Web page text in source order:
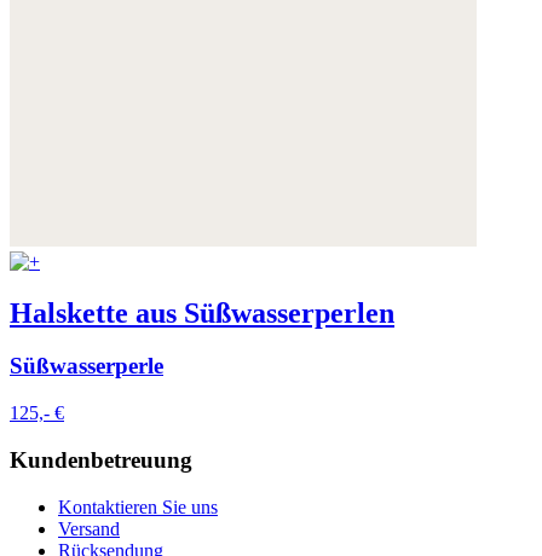
Halskette aus Süßwasserperlen
Süßwasserperle
125,- €
Kundenbetreuung
Kontaktieren Sie uns
Versand
Rücksendung